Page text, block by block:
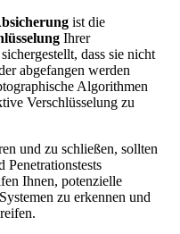
ist die
Ihrer
dass sie nicht
abgefangen werden
Algorithmen
Verschlüsselung zu
und zu schließen, sollten
Penetrationstests
Ihnen, potenzielle
zu erkennen und